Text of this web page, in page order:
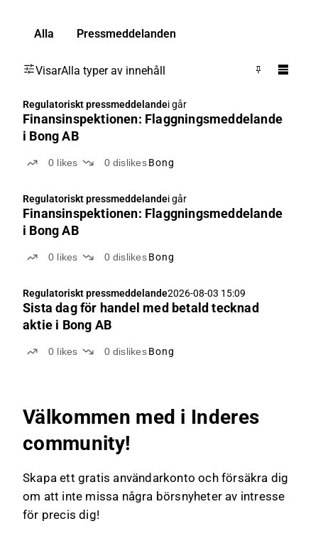
Alla Pressmeddelanden
VisarAlla typer av innehåll
Regulatoriskt pressmeddelandei går
Finansinspektionen: Flaggningsmeddelande
i Bong AB
0 likes 0 dislikes Bong
Regulatoriskt pressmeddelandei går
Finansinspektionen: Flaggningsmeddelande
i Bong AB
0 likes 0 dislikes Bong
Regulatoriskt pressmeddelande2026-08-03 15:09
Sista dag för handel med betald tecknad
aktie i Bong AB
0 likes 0 dislikes Bong
Välkommen med i Inderes
community!
Skapa ett gratis användarkonto och försäkra dig
om att inte missa några börsnyheter av intresse
för precis dig!